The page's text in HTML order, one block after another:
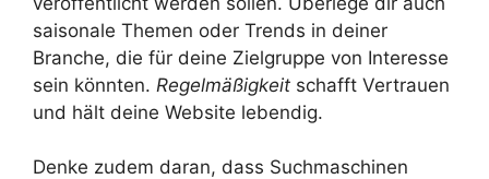
saisonale Themen oder Trends in deiner
Branche, die für deine Zielgruppe von Interesse
sein könnten. Regelmäßigkeit schafft Vertrauen
und hält deine Website lebendig.
Denke zudem daran, dass Suchmaschinen